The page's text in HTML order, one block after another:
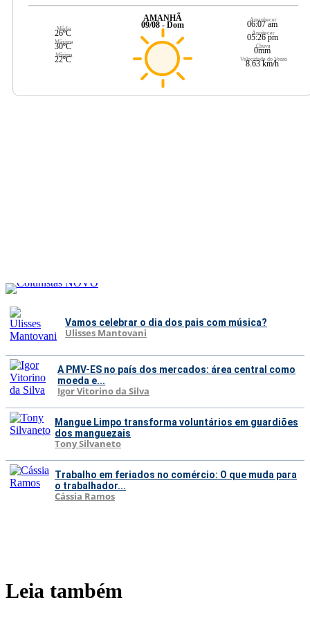
Média
26ºC
Máxima
30ºC
Mínima
22ºC
AMANHÃ
09/08 - Dom
Amanhecer
06:07 am
Anoitecer
05:26 pm
Chuva
0mm
Velocidade do Vento
8.63 km/h
Vamos celebrar o dia dos pais com música?
Ulisses Mantovani
A PMV-ES no país dos mercados: área central como
moeda e...
Igor Vitorino da Silva
Mangue Limpo transforma voluntários em guardiões
dos manguezais
Tony Silvaneto
Trabalho em feriados no comércio: O que muda para
o trabalhador...
Cássia Ramos
Leia também